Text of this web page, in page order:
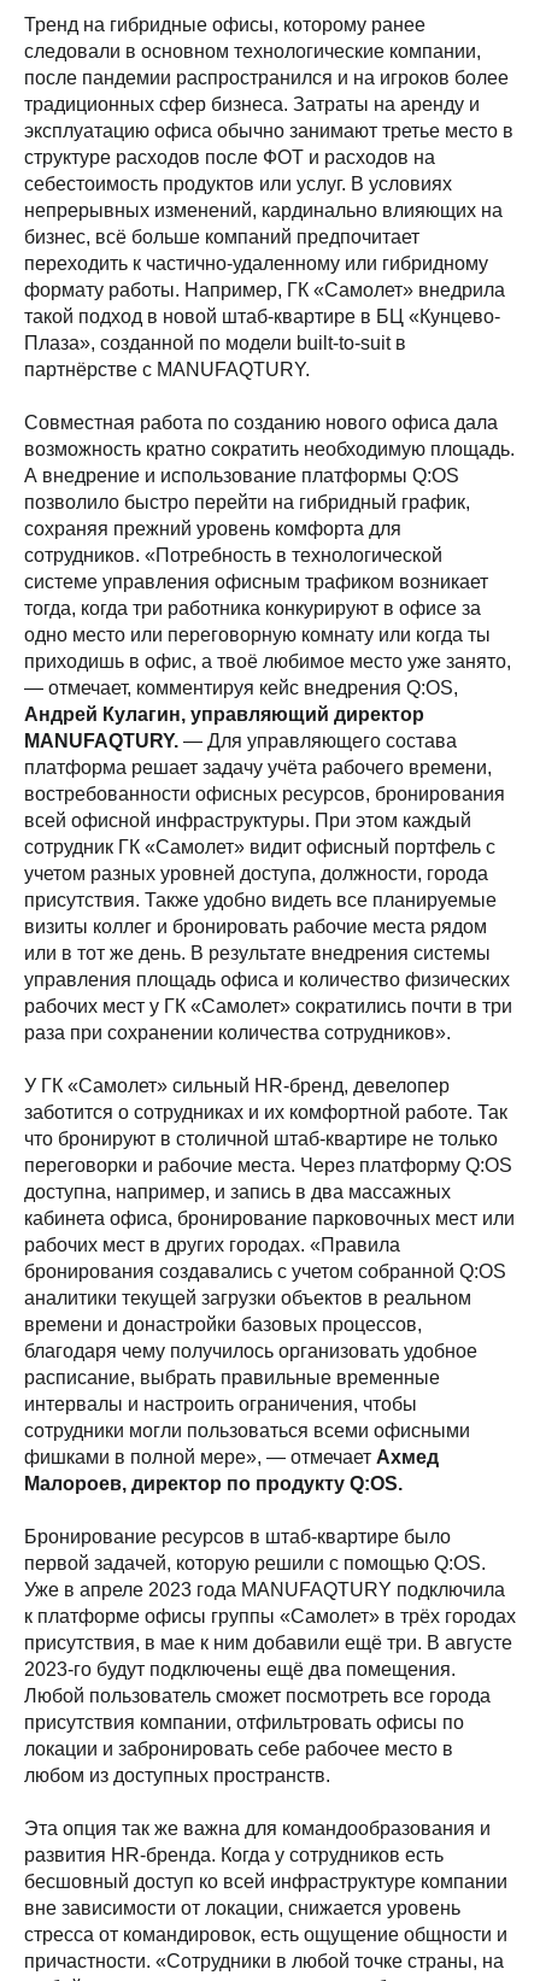
Тренд на гибридные офисы, которому ранее
следовали в основном технологические компании,
после пандемии распространился и на игроков более
традиционных сфер бизнеса. Затраты на аренду и
эксплуатацию офиса обычно занимают третье место в
структуре расходов после ФОТ и расходов на
себестоимость продуктов или услуг. В условиях
непрерывных изменений, кардинально влияющих на
бизнес, всё больше компаний предпочитает
переходить к частично-удаленному или гибридному
формату работы. Например, ГК «Самолет» внедрила
такой подход в новой штаб-квартире в БЦ «Кунцево-
Плаза», созданной по модели built-to-suit в
партнёрстве с MANUFAQTURY.
Совместная работа по созданию нового офиса дала
возможность кратно сократить необходимую площадь.
А внедрение и использование платформы Q:OS
позволило быстро перейти на гибридный график,
сохраняя прежний уровень комфорта для
сотрудников. «Потребность в технологической
системе управления офисным трафиком возникает
тогда, когда три работника конкурируют в офисе за
одно место или переговорную комнату или когда ты
приходишь в офис, а твоё любимое место уже занято,
— отмечает, комментируя кейс внедрения Q:OS,
Андрей Кулагин, управляющий директор
MANUFAQTURY. — Для управляющего состава
платформа решает задачу учёта рабочего времени,
востребованности офисных ресурсов, бронирования
всей офисной инфраструктуры. При этом каждый
сотрудник ГК «Самолет» видит офисный портфель с
учетом разных уровней доступа, должности, города
присутствия. Также удобно видеть все планируемые
визиты коллег и бронировать рабочие места рядом
или в тот же день. В результате внедрения системы
управления площадь офиса и количество физических
рабочих мест у ГК «Самолет» сократились почти в три
раза при сохранении количества сотрудников».
У ГК «Самолет» сильный HR-бренд, девелопер
заботится о сотрудниках и их комфортной работе. Так
что бронируют в столичной штаб-квартире не только
переговорки и рабочие места. Через платформу Q:OS
доступна, например, и запись в два массажных
кабинета офиса, бронирование парковочных мест или
рабочих мест в других городах. «Правила
бронирования создавались с учетом собранной Q:OS
аналитики текущей загрузки объектов в реальном
времени и донастройки базовых процессов,
благодаря чему получилось организовать удобное
расписание, выбрать правильные временные
интервалы и настроить ограничения, чтобы
сотрудники могли пользоваться всеми офисными
фишками в полной мере», ― отмечает Ахмед
Малороев, директор по продукту Q:OS.
Бронирование ресурсов в штаб-квартире было
первой задачей, которую решили с помощью Q:OS.
Уже в апреле 2023 года MANUFAQTURY подключила
к платформе офисы группы «Самолет» в трёх городах
присутствия, в мае к ним добавили ещё три. В августе
2023-го будут подключены ещё два помещения.
Любой пользователь сможет посмотреть все города
присутствия компании, отфильтровать офисы по
локации и забронировать себе рабочее место в
любом из доступных пространств.
Эта опция так же важна для командообразования и
развития HR-бренда. Когда у сотрудников есть
бесшовный доступ ко всей инфраструктуре компании
вне зависимости от локации, снижается уровень
стресса от командировок, есть ощущение общности и
причастности. «Сотрудники в любой точке страны, на